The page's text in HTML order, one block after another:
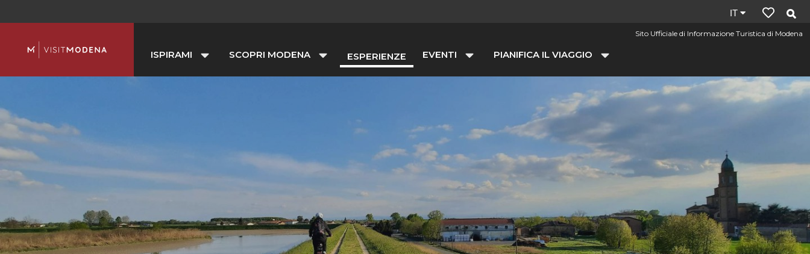
Sito Ufficiale di Informazione Turistica di Modena
ISPIRAMI SCOPRI MODENA ESPERIENZE EVENTI PIANIFICA IL VIAGGIO
Lingua
del
IT